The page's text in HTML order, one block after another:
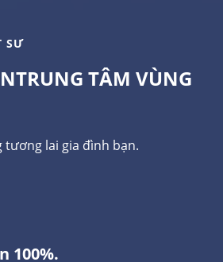
SƯ
TRUNG TÂM VÙNG
lai gia đình bạn.
100%.